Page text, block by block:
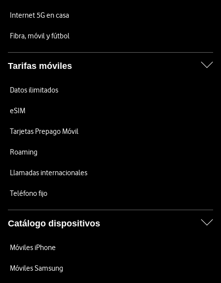
Internet 5G en casa
Fibra, móvil y fútbol
Tarifas móviles
Datos ilimitados
eSIM
Tarjetas Prepago Móvil
Roaming
Llamadas internacionales
Teléfono fijo
Catálogo dispositivos
Móviles iPhone
Móviles Samsung